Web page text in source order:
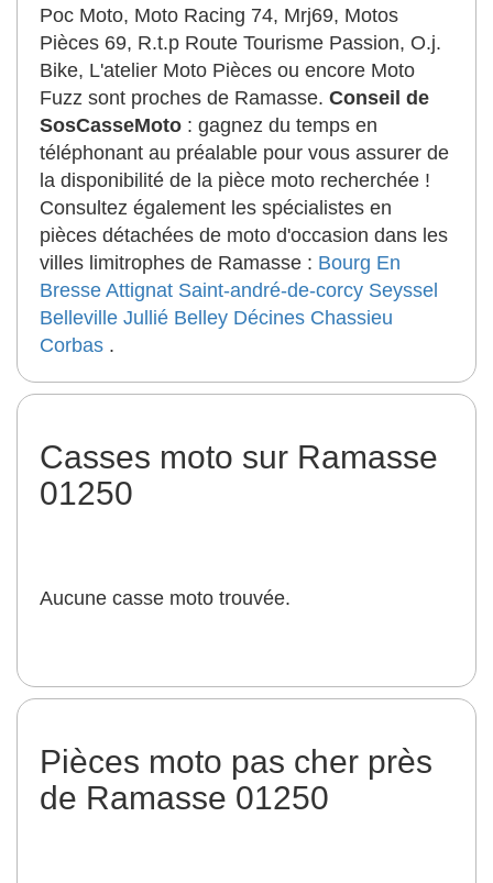
Poc Moto, Moto Racing 74, Mrj69, Motos
Pièces 69, R.t.p Route Tourisme Passion, O.j.
Bike, L'atelier Moto Pièces ou encore Moto
Fuzz sont proches de Ramasse. Conseil de
SosCasseMoto : gagnez du temps en
téléphonant au préalable pour vous assurer de
la disponibilité de la pièce moto recherchée !
Consultez également les spécialistes en
pièces détachées de moto d'occasion dans les
villes limitrophes de Ramasse : Bourg En
Bresse Attignat Saint-andré-de-corcy Seyssel
Belleville Jullié Belley Décines Chassieu
Corbas .
Casses moto sur Ramasse
01250
Aucune casse moto trouvée.
Pièces moto pas cher près
de Ramasse 01250